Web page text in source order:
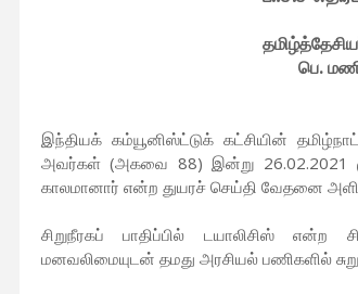
பெ.
இந்தியக் கம்யூனிஸ்ட்டுக் கட்சியின்
அவர்கள் (அகவை 88) இன்று 26.02.2021
காலமானார் என்ற துயரச் செய்தி வேதனை
சிறுநீரகப் பாதிப்பில் டயாலிசிஸ் என்ற
மனவலிமையுடன் தமது அரசியல் பணிகளில்